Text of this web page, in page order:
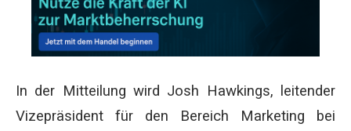
In der Mitteilung wird Josh Hawkings, leitender
Vizepräsident für den Bereich Marketing bei